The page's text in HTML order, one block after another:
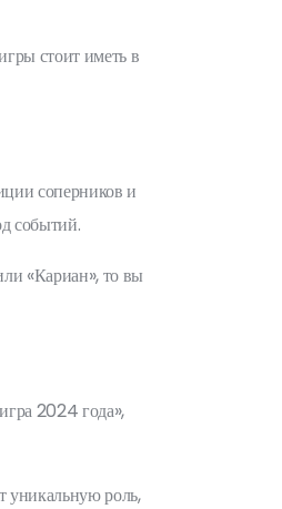
стоит иметь в
соперников и
событий.
«Кариан», то вы
2024 года»,
уникальную роль,